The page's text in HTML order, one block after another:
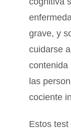
grave, y
cuidarse
contenida
las
cociente
Estos